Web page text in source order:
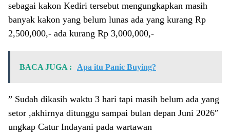
sebagai kakon Kediri tersebut mengungkapkan masih
banyak kakon yang belum lunas ada yang kurang Rp
2,500,000,- ada kurang Rp 3,000,000,-
BACA JUGA : Apa itu Panic Buying?
” Sudah dikasih waktu 3 hari tapi masih belum ada yang
setor ,akhirnya ditunggu sampai bulan depan Juni 2026″
ungkap Catur Indayani pada wartawan